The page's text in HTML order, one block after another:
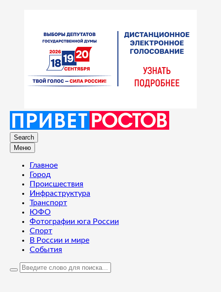
Search
Меню
Главное
Город
Происшествия
Инфраструктура
Транспорт
ЮФО
Фотографии юга России
Спорт
В России и мире
События